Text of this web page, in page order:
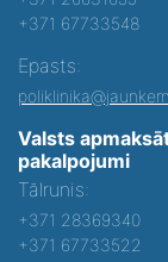
+371 67733548
Epasts:
Valsts
pakalpojumi
Tālrunis:
+371 28369340
+371 67733522